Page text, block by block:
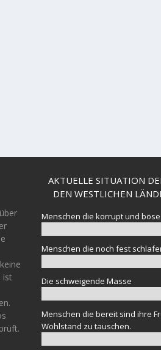
ist
AKTUELLE SITUATION
DEN WESTLICHEN
Menschen die korrupt und
Menschen die noch fest
Die schweigende Masse
Menschen die bereit sind ihre
Wohlstand zu tauschen.